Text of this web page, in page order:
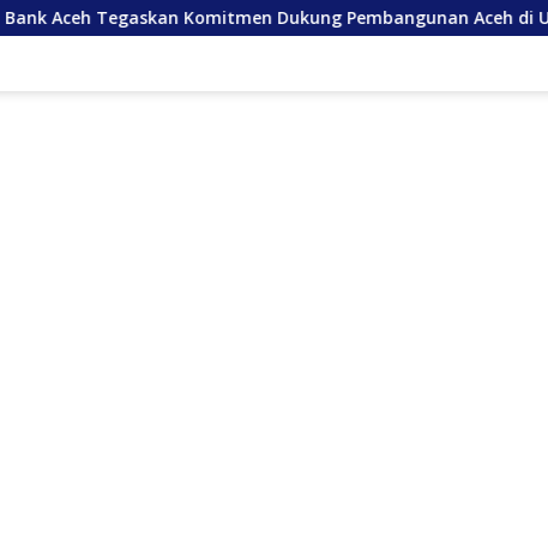
Komitmen Dukung Pembangunan Aceh di Usia ke-53